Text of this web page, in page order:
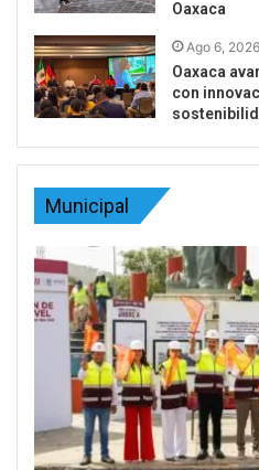
Oaxaca
Ago 6, 2026
Oaxaca
con
Municipal